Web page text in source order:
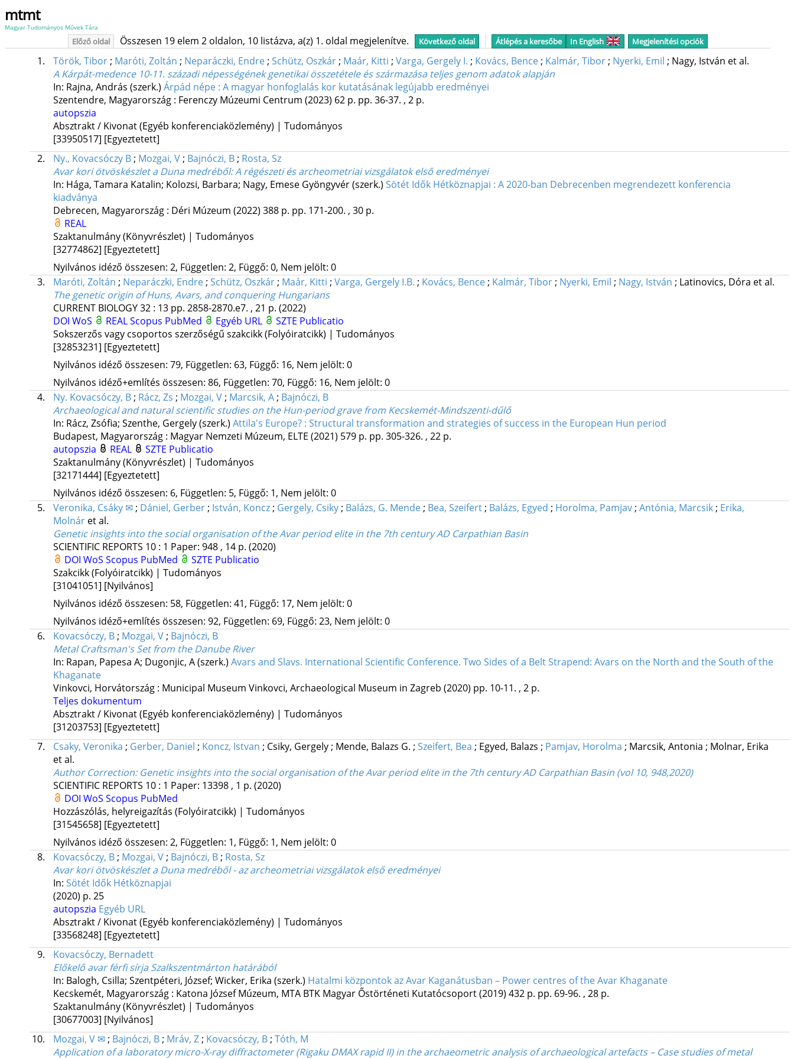
mtmt
Magyar Tudományos Művek Tára
Előző oldal Összesen 19 elem 2 oldalon, 10 listázva, a(z) 1. oldal megjelenítve. Következő oldal Átlépés a keresőbe In English Megjelenítési opciók
1. Török, Tibor; Maróti, Zoltán ; Neparáczki, Endre; Schütz, Oszkár; Maár, Kitti ; Varga, Gergely I. ; Kovács, Bence; Kalmár, Tibor; Nyerki, Emil ; Nagy, István et al.
A Kárpát-medence 10-11. századi népességének genetikai összetétele és származása teljes genom adatok alapján
In: Rajna, András (szerk.) Árpád népe : A magyar honfoglalás kor kutatásának legújabb eredményei
Szentendre, Magyarország : Ferenczy Múzeumi Centrum (2023) 62 p. pp. 36-37. , 2 p.
autopszia
Absztrakt / Kivonat (Egyéb konferenciaközlemény) | Tudományos
[33950517] [Egyeztetett]
2.
Ny., Kovacsóczy B; Mozgai, V; Bajnóczi, B; Rosta, Sz
Avar kori ötvöskészlet a Duna medréből: A régészeti és archeometriai vizsgálatok első eredményei
In: Hága, Tamara Katalin; Kolozsi, Barbara; Nagy, Emese Gyöngyvér (szerk.) Sötét Idők Hétköznapjai : A 2020-ban Debrecenben megrendezett konferencia
kiadványa
Debrecen, Magyarország : Déri Múzeum (2022) 388 p. pp. 171-200. , 30 p.
REAL
Szaktanulmány (Könyvrészlet) | Tudományos
[32774862] [Egyeztetett]
Nyilvános idéző összesen: 2, Független: 2, Függő: 0, Nem jelölt: 0
3.
Maróti, Zoltán ; Neparáczki, Endre; Schütz, Oszkár; Maár, Kitti ; Varga, Gergely I.B. ; Kovács, Bence; Kalmár, Tibor; Nyerki, Emil ; Nagy, István ; Latinovics, Dóra et al.
The genetic origin of Huns, Avars, and conquering Hungarians
CURRENT BIOLOGY32: 13 pp. 2858-2870.e7. , 21 p. (2022)
DOI WoS REALScopus PubMed Egyéb URL
SZTE Publicatio
Sokszerzős vagy csoportos szerzőségű szakcikk (Folyóiratcikk) | Tudományos
[32853231] [Egyeztetett]
Nyilvános idéző összesen: 79, Független: 63, Függő: 16, Nem jelölt: 0
Nyilvános idéző+említés összesen: 86, Független: 70, Függő: 16, Nem jelölt: 0
4.
Ny. Kovacsóczy, B; Rácz, Zs ; Mozgai, V; Marcsik, A; Bajnóczi, B
Archaeological and natural scientific studies on the Hun-period grave from Kecskemét-Mindszenti-dűlő
In: Rácz, Zsófia; Szenthe, Gergely (szerk.) Attila's Europe? : Structural transformation and strategies of success in the European Hun period
Budapest, Magyarország : Magyar Nemzeti Múzeum, ELTE (2021) 579 p. pp. 305-326. , 22 p.
autopszia
REAL
SZTE Publicatio
Szaktanulmány (Könyvrészlet) | Tudományos
[32171444] [Egyeztetett]
Nyilvános idéző összesen: 6, Független: 5, Függő: 1, Nem jelölt: 0
5.
Veronika, Csáky ✉; Dániel, Gerber; István, Koncz; Gergely, Csiky; Balázs, G. Mende; Bea, Szeifert; Balázs, Egyed ; Horolma, Pamjav; Antónia, Marcsik; Erika,
Molnár et al.
Genetic insights into the social organisation of the Avar period elite in the 7th century AD Carpathian Basin
SCIENTIFIC REPORTS 10: 1 Paper: 948 , 14 p. (2020)
DOI WoS Scopus PubMed
SZTE Publicatio
Szakcikk (Folyóiratcikk) | Tudományos
[31041051] [Nyilvános]
Nyilvános idéző összesen: 58, Független: 41, Függő: 17, Nem jelölt: 0
Nyilvános idéző+említés összesen: 92, Független: 69, Függő: 23, Nem jelölt: 0
6.
Kovacsóczy, B; Mozgai, V; Bajnóczi, B
Metal Craftsman's Set from the Danube River
In: Rapan, Papesa A; Dugonjic, A (szerk.) Avars and Slavs. International Scientific Conference. Two Sides of a Belt Strapend: Avars on the North and the South of the
Khaganate
Vinkovci, Horvátország : Municipal Museum Vinkovci, Archaeological Museum in Zagreb (2020) pp. 10-11. , 2 p.
Teljes dokumentum
Absztrakt / Kivonat (Egyéb konferenciaközlemény) | Tudományos
[31203753] [Egyeztetett]
7.
Csaky, Veronika ; Gerber, Daniel ; Koncz, Istvan ; Csiky, Gergely; Mende, Balazs G. ; Szeifert, Bea ; Egyed, Balazs ; Pamjav, Horolma ; Marcsik, Antonia ; Molnar, Erika
et al.
Author Correction: Genetic insights into the social organisation of the Avar period elite in the 7th century AD Carpathian Basin (vol 10, 948,2020)
SCIENTIFIC REPORTS 10: 1 Paper: 13398 , 1 p. (2020)
DOI WoS Scopus PubMed
Hozzászólás, helyreigazítás (Folyóiratcikk) | Tudományos
[31545658] [Egyeztetett]
Nyilvános idéző összesen: 2, Független: 1, Függő: 1, Nem jelölt: 0
8.
Kovacsóczy, B; Mozgai, V; Bajnóczi, B; Rosta, Sz
Avar kori ötvöskészlet a Duna medréből - az archeometriai vizsgálatok első eredményei
In: Sötét Idők Hétköznapjai
(2020) p. 25
autopszia Egyéb URL
Absztrakt / Kivonat (Egyéb konferenciaközlemény) | Tudományos
[33568248] [Egyeztetett]
9.
Kovacsóczy, Bernadett
Előkelő avar férfi sírja Szalkszentmárton határából
In: Balogh, Csilla; Szentpéteri, József; Wicker, Erika (szerk.) Hatalmi központok az Avar Kaganátusban – Power centres of the Avar Khaganate
Kecskemét, Magyarország : Katona József Múzeum, MTA BTK Magyar Őstörténeti Kutatócsoport(2019) 432 p. pp. 69-96. , 28 p.
Szaktanulmány (Könyvrészlet) | Tudományos
[30677003] [Nyilvános]
10.
Mozgai, V ✉; Bajnóczi, B; Mráv, Z; Kovacsóczy, B; Tóth, M
Application of a laboratory micro-X-ray diffractometer (Rigaku DMAX rapid II) in the archaeometric analysis of archaeological artefacts – Case studies of metal